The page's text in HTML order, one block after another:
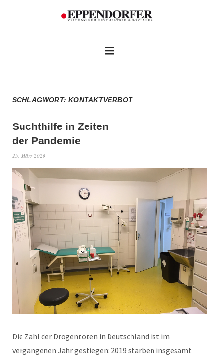
SCHLAGWORT:KONTAKTVERBOT
Suchthilfe in Zeiten
der Pandemie
25. März 2020
Die Zahl der Drogentoten in Deutschland ist im
vergangenen Jahr gestiegen: 2019 starben insgesamt